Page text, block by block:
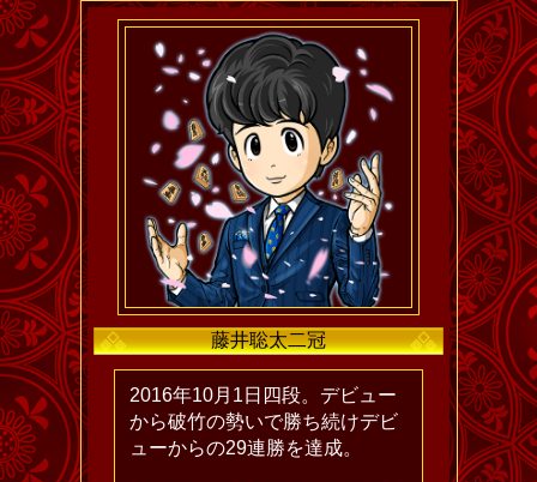
藤井聡太二冠
2016年10月1日四段。デビュー
から破竹の勢いで勝ち続けデビ
ューからの29連勝を達成。